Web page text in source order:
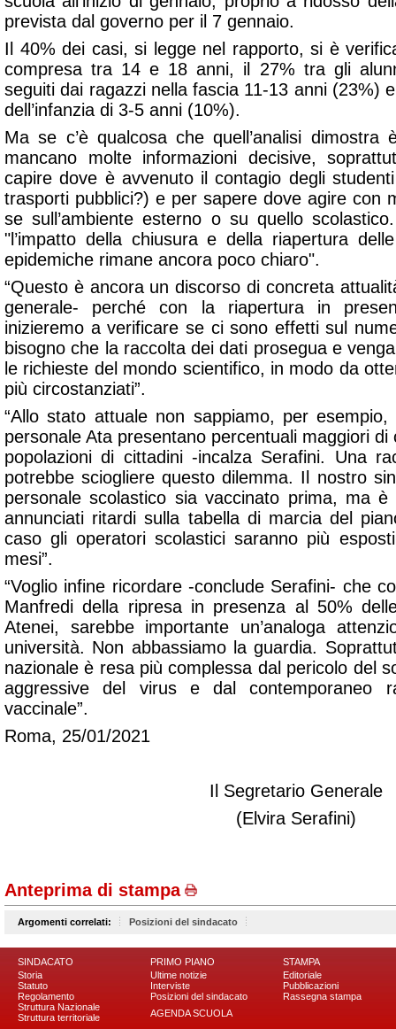
prevista dal governo per il 7 gennaio.
Il 40% dei casi, si legge nel rapporto, si è
compresa tra 14 e 18 anni, il 27% tra gli
seguiti dai ragazzi nella fascia 11-13 anni (23%)
dell’infanzia di 3-5 anni (10%).
Ma se c’è qualcosa che quell’analisi
mancano molte informazioni decisive,
capire dove è avvenuto il contagio degli
trasporti pubblici?) e per sapere dove agire con
se sull’ambiente esterno o su quello
"l’impatto della chiusura e della riapertura
epidemiche rimane ancora poco chiaro".
“Questo è ancora un discorso di concreta
generale- perché con la riapertura in
inizieremo a verificare se ci sono effetti sul
bisogno che la raccolta dei dati prosegua e
le richieste del mondo scientifico, in modo da
più circostanziati”.
“Allo stato attuale non sappiamo, per
personale Ata presentano percentuali maggiori
popolazioni di cittadini -incalza Serafini. Una
potrebbe sciogliere questo dilemma. Il nostro
personale scolastico sia vaccinato prima, ma
annunciati ritardi sulla tabella di marcia del
caso gli operatori scolastici saranno più
mesi”.
“Voglio infine ricordare -conclude Serafini- che
Manfredi della ripresa in presenza al 50%
Atenei, sarebbe importante un’analoga
università. Non abbassiamo la guardia.
nazionale è resa più complessa dal pericolo del
aggressive del virus e dal contemporaneo
vaccinale”.
Roma, 25/01/2021
Il Segretario Generale
(Elvira Serafini)
Anteprima di stampa
Argomenti correlati: Posizioni del sindacato
SINDACATO
Storia
Statuto
Regolamento
Struttura Nazionale
Struttura territoriale
PRIMO PIANO
Ultime notizie
Interviste
Posizioni del sindacato
AGENDA SCUOLA
STAMPA
Editoriale
Pubblicazioni
Rassegna stampa